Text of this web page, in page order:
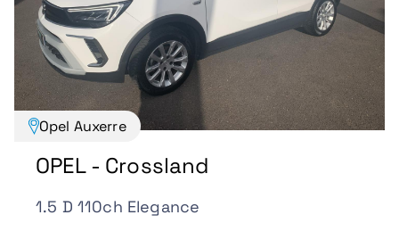
Opel Auxerre
OPEL - Crossland
1.5 D 110ch Elegance